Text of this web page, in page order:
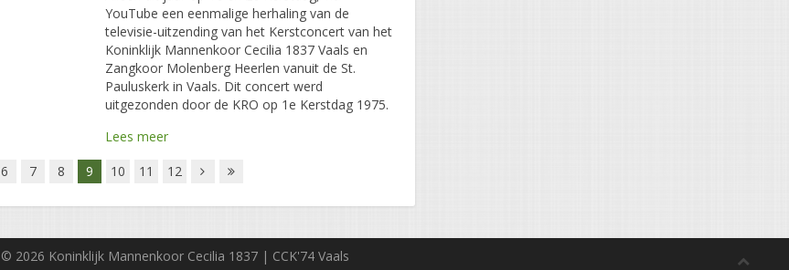
YouTube een eenmalige herhaling van de
televisie-uitzending van het Kerstconcert van het
Koninklijk Mannenkoor Cecilia 1837 Vaals en
Zangkoor Molenberg Heerlen vanuit de St.
Pauluskerk in Vaals. Dit concert werd
uitgezonden door de KRO op 1e Kerstdag 1975.
Lees meer
6
7 8 9 10 11 12
© 2026 Koninklijk Mannenkoor Cecilia 1837 | CCK'74 Vaals